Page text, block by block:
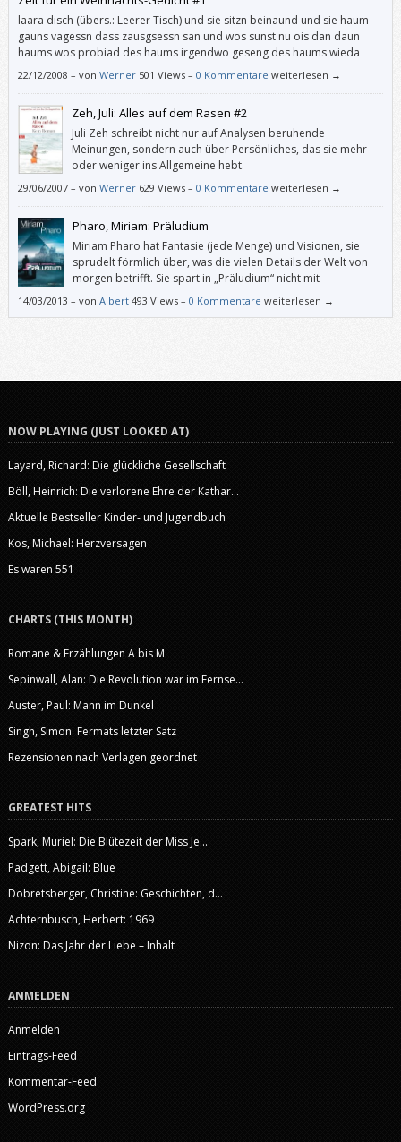
laara disch (übers.: Leerer Tisch) und sie sitzn beinaund und sie haum
gauns vagessn dass zausgsessn san und wos sunst nu ois dan daun
haums wos probiad des haums irgendwo geseng des haums wieda
lossn des is eana ned gleng daun sans auf wos kuma des hod passt und
22/12/2008 – von Werner 501 Views – 0 Kommentare weiterlesen →
Zeh, Juli: Alles auf dem Rasen #2
Juli Zeh schreibt nicht nur auf Analysen beruhende
Meinungen, sondern auch über Persönliches, das sie mehr
oder weniger ins Allgemeine hebt.
29/06/2007– von Werner 629 Views – 0 Kommentare weiterlesen →
Pharo, Miriam: Präludium
Miriam Pharo hat Fantasie (jede Menge) und Visionen, sie
sprudelt förmlich über, was die vielen Details der Welt von
morgen betrifft. Sie spart in „Präludium“ nicht mit
ökologischen Seitenhieben (gefällt mir sehr gut), hat die
14/03/2013 – von Albert 493 Views – 0 Kommentare weiterlesen →
NOW PLAYING (JUST LOOKED AT)
Layard, Richard: Die glückliche Gesellschaft
Böll, Heinrich: Die verlorene Ehre der Kathar...
Aktuelle Bestseller Kinder- und Jugendbuch
Kos, Michael: Herzversagen
Es waren 551
CHARTS (THIS MONTH)
Romane & Erzählungen A bis M
Sepinwall, Alan: Die Revolution war im Fernse...
Auster, Paul: Mann im Dunkel
Singh, Simon: Fermats letzter Satz
Rezensionen nach Verlagen geordnet
GREATEST HITS
Spark, Muriel: Die Blütezeit der Miss Je...
Padgett, Abigail: Blue
Dobretsberger, Christine: Geschichten, d...
Achternbusch, Herbert: 1969
Nizon: Das Jahr der Liebe – Inhalt
ANMELDEN
Anmelden
Eintrags-Feed
Kommentar-Feed
WordPress.org